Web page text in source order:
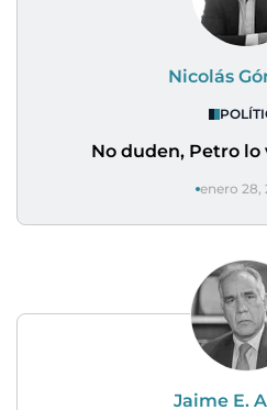
Nicolás
No duden, Petro lo
enero 28,
Jaime E.